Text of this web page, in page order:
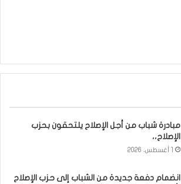
مبادرة شباب من أجل الإصلاح يلتحقون بحزب
الإصلاح،،
انضمام دفعة جديدة من الشباب إلى حزب الإصلاح